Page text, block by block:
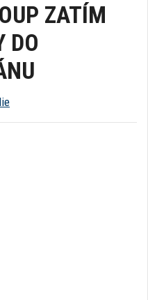
ZATÍM
DO